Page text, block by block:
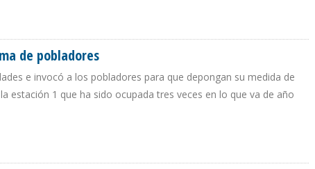
de pobladores
e invocó a los pobladores para que depongan su medida de
estación 1 que ha sido ocupada tres veces en lo que va de año